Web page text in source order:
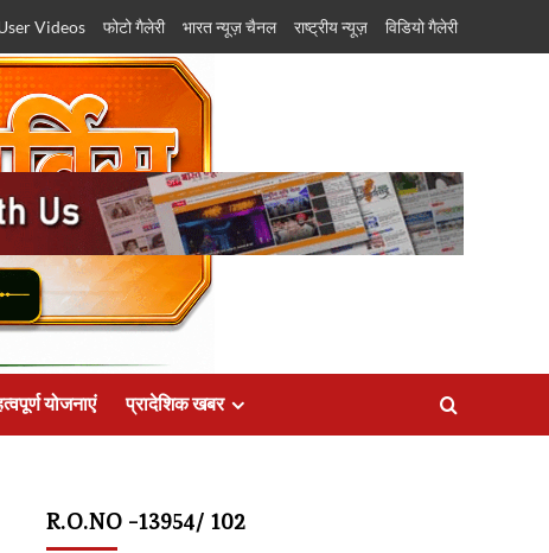
Videos फोटो गैलेरी भारत न्यूज़ चैनल राष्ट्रीय न्यूज़ विडियो गैलेरी
योजनाएं प्रादेशिक खबर
R.O.NO -13954/ 102